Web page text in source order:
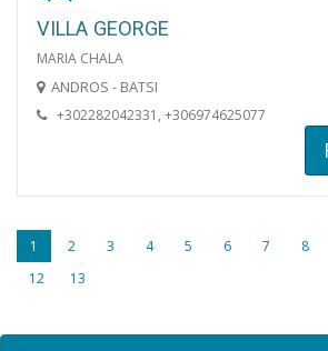
VILLA GEORGE
MARIA CHALA
ANDROS - BATSI
+302282042331, +306974625077
1 2 3 4 5 6 7 8
12
13